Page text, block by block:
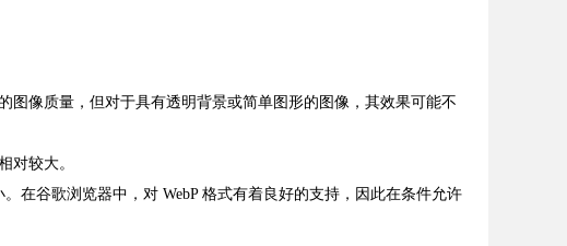
图像质量，但对于具有透明背景或简单图形的图像，其效果可能不
对较大。
在谷歌浏览器中，对 WebP 格式有着良好的支持，因此在条件允许